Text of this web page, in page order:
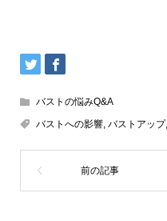
バストの悩みQ&A
バストへの影響, バストアップ,